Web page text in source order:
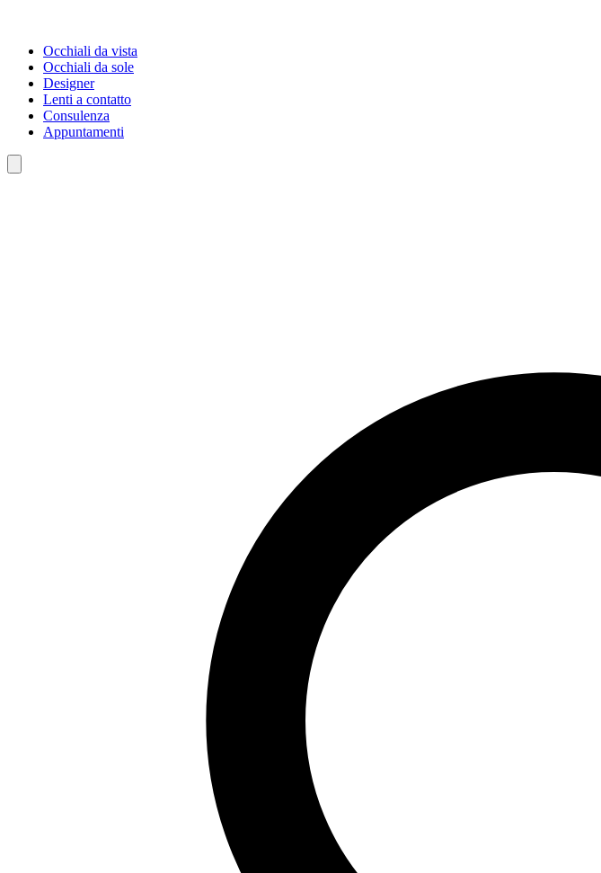
Occhiali da vista
Occhiali da sole
Designer
Lenti a contatto
Consulenza
Appuntamenti